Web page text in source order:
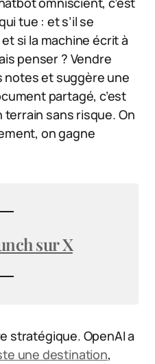
tue : et s’il se
si la machine écrit à
penser ? Vendre
notes et suggère une
partagé, c’est
sans risque. On
on gagne
sur X
stratégique. OpenAI a
une destination,